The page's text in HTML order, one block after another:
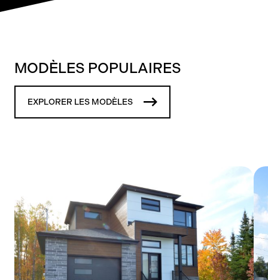
MODÈLES POPULAIRES
EXPLORER LES MODÈLES